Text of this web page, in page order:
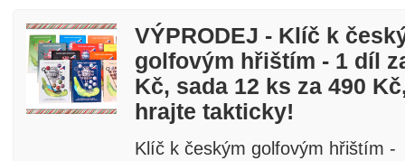
VÝPRODEJ - Klíč k
golfovým hřištím - 1 díl
Kč, sada 12 ks za 490
hrajte takticky!
Klíč k českým golfovým hřištím -